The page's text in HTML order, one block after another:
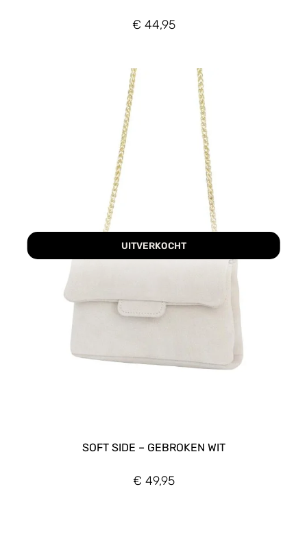
€ 44,95
UITVERKOCHT
SOFT SIDE – GEBROKEN WIT
€ 49,95